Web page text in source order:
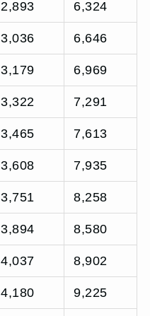
2,893 6,324
3,036 6,646
3,179 6,969
3,322 7,291
3,465 7,613
3,608 7,935
3,751 8,258
3,894 8,580
4,037 8,902
4,180 9,225